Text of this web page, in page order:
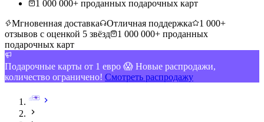
1 000 000+ проданных подарочных карт
Мгновенная доставка
Отличная поддержка
1 000+
отзывов с оценкой 5 звёзд
1 000 000+ проданных
подарочных карт
Подарочные карты от 1 евро 😱 Новые распродажи,
количество ограничено! Смотреть распродажу